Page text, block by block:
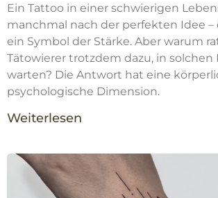
Ein Tattoo in einer schwierigen
manchmal nach der perfekten Idee –
ein Symbol der Stärke. Aber warum
Tätowierer trotzdem dazu, in
warten? Die Antwort hat eine
psychologische Dimension.
Weiterlesen